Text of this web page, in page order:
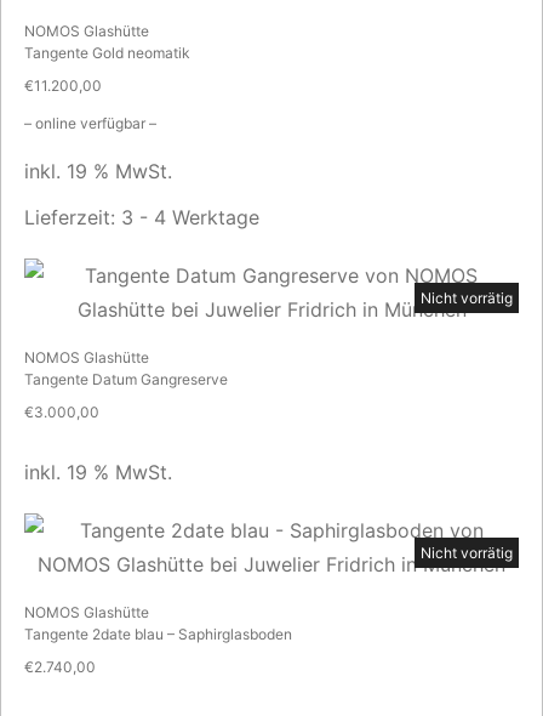
NOMOS Glashütte
Tangente Gold neomatik
€11.200,00
– online verfügbar –
inkl. 19 % MwSt.
Lieferzeit: 3 - 4 Werktage
Nicht vorrätig
NOMOS Glashütte
Tangente Datum Gangreserve
€3.000,00
inkl. 19 % MwSt.
Nicht vorrätig
NOMOS Glashütte
Tangente 2date blau – Saphirglasboden
€2.740,00